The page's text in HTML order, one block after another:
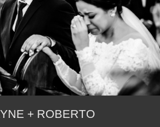
+ ROBERTO